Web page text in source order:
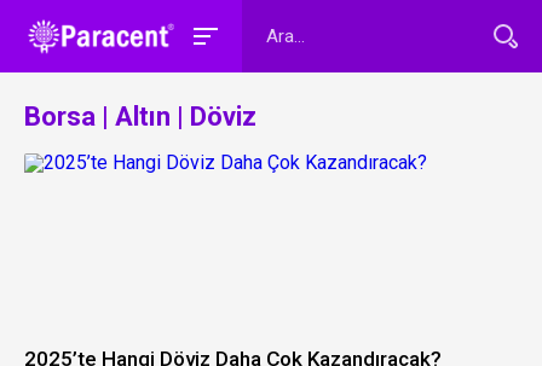
Borsa | Altın | Döviz
2025’te Hangi Döviz Daha Çok Kazandıracak?